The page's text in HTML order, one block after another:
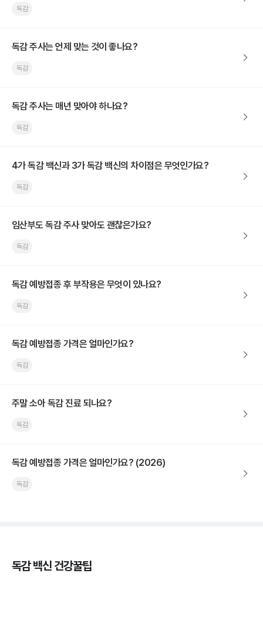
독감
독감 주사는 언제 맞는 것이 좋나요?
독감
독감 주사는 매년 맞아야 하나요?
독감
4가 독감 백신과 3가 독감 백신의 차이점은 무엇인가요?
독감
임산부도 독감 주사 맞아도 괜찮은가요?
독감
독감 예방접종 후 부작용은 무엇이 있나요?
독감
독감 예방접종 가격은 얼마인가요?
독감
주말 소아 독감 진료 되나요?
독감
독감 예방접종 가격은 얼마인가요? (2026)
독감
독감 백신 건강꿀팁